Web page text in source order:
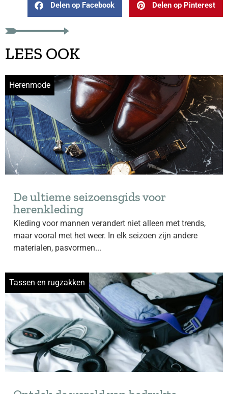
Delen op Facebook Delen op Pinterest
LEES OOK
Herenmode
De ultieme seizoensgids voor
herenkleding
Kleding voor mannen verandert niet alleen met trends,
maar vooral met het weer. In elk seizoen zijn andere
materialen, pasvormen...
Tassen en rugzakken